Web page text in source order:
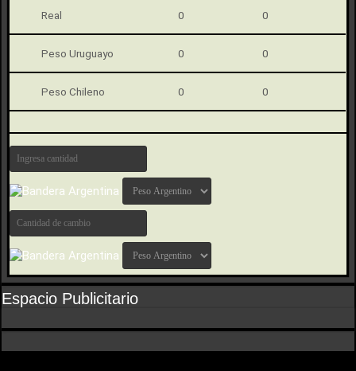
Real 0 0
Peso Uruguayo 0 0
Peso Chileno 0 0
Espacio Publicitario